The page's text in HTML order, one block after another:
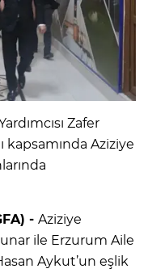
Zafer
kapsamında Aziziye
- Aziziye
ile Erzurum Aile
Aykut’un eşlik